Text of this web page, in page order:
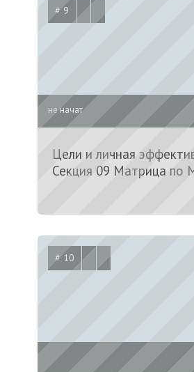
# 9
не начат
Цели и личная
Секция 09 Матрица по
# 10